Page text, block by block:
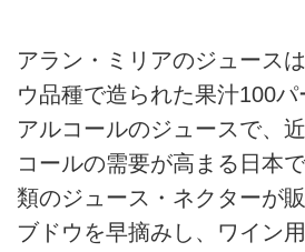
アラン・ミリアのジュース
ウ品種で造られた果汁100パ
アルコールのジュースで、
コールの需要が高まる日本
類のジュース・ネクターが
ブドウを早摘みし、ワイン